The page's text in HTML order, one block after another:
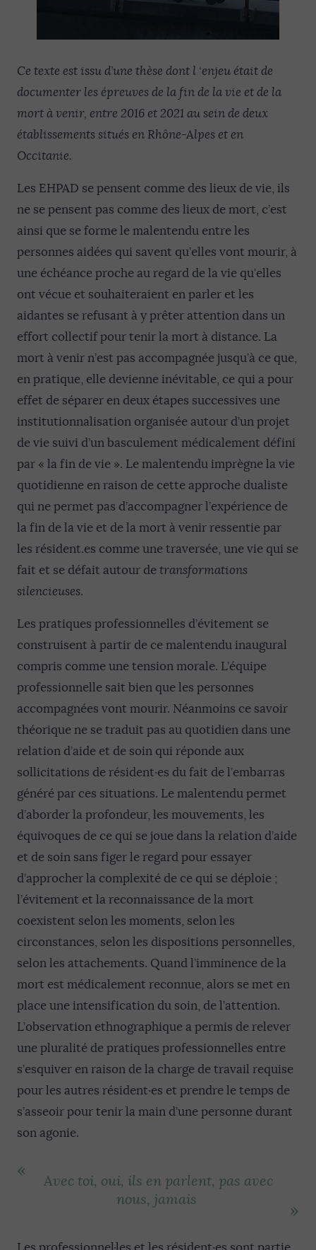
Ce texte est issu d’une thèse dont l ‘enjeu était de
documenter les épreuves de la fin de la vie et de la
mort à venir, entre 2016 et 2021 au sein de deux
établissements situés en Rhône-Alpes et en
Occitanie.
Les EHPAD se pensent comme des lieux de vie, ils
ne se pensent pas comme des lieux de mort, c’est
ainsi que se forme le malentendu entre les
personnes aidées qui savent qu’elles vont mourir, à
une échéance proche au regard de la vie qu’elles
ont vécue et souhaiteraient en parler et les
aidantes se refusant à y prêter attention dans un
effort collectif pour tenir la mort à distance. La
mort à venir n’est pas accompagnée jusqu’à ce que,
en pratique, elle devienne inévitable, ce qui a pour
effet de séparer en deux étapes successives une
institutionnalisation organisée autour d’un projet
de vie suivi d’un basculement médicalement défini
par « la fin de vie ». Le malentendu imprègne la vie
quotidienne en raison de cette approche dualiste
qui ne permet pas d’accompagner l’expérience de
la fin de la vie et de la mort à venir ressentie par
les résident.es comme une traversée, une vie qui se
fait et se défait autour detransformations
silencieuses.
Les pratiques professionnelles d’évitement se
construisent à partir de ce malentendu inaugural
compris comme une tension morale. L’équipe
professionnelle sait bien que les personnes
accompagnées vont mourir. Néanmoins ce savoir
théorique ne se traduit pas au quotidien dans une
relation d’aide et de soin qui réponde aux
sollicitations de résident·es du fait de l’embarras
généré par ces situations. Le malentendu permet
d’aborder la profondeur, les mouvements, les
équivoques de ce qui se joue dans la relation d’aide
et de soin sans figer le regard pour essayer
d’approcher la complexité de ce qui se déploie ;
l’évitement et la reconnaissance de la mort
coexistent selon les moments, selon les
circonstances, selon les dispositions personnelles,
selon les attachements. Quand l’imminence de la
mort est médicalement reconnue, alors se met en
place une intensification du soin, de l’attention.
L’observation ethnographique a permis de relever
une pluralité de pratiques professionnelles entre
s’esquiver en raison de la charge de travail requise
pour les autres résident·es et prendre le temps de
s’asseoir pour tenir la main d’une personne durant
son agonie.
Avec toi, oui, ils en parlent, pas avec
nous, jamais